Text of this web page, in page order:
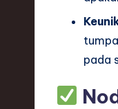
pada